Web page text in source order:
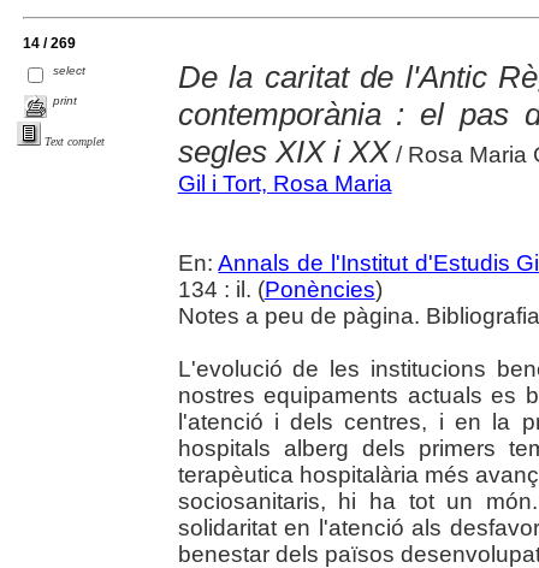
14 / 269
select
print
Text complet
De la caritat de l'Antic
contemporània : el pas
segles XIX i XX / Rosa Maria
Gil i Tort, Rosa Maria
En:Annals de l'Institut d'Estudis
134 : il. (Ponències)
Notes a peu de pàgina.
L'evolució de les institucions
nostres equipaments actuals es
l'atenció i dels centres, i en la
hospitals alberg dels primers
terapèutica hospitalària més
sociosanitaris, hi ha tot un
solidaritat en l'atenció als
benestar dels països